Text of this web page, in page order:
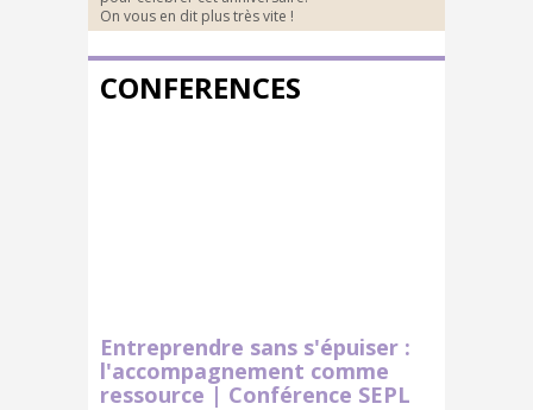
On vous en dit plus très vite !
CONFERENCES
Entreprendre sans s'épuiser :
l'accompagnement comme
ressource | Conférence SEPL